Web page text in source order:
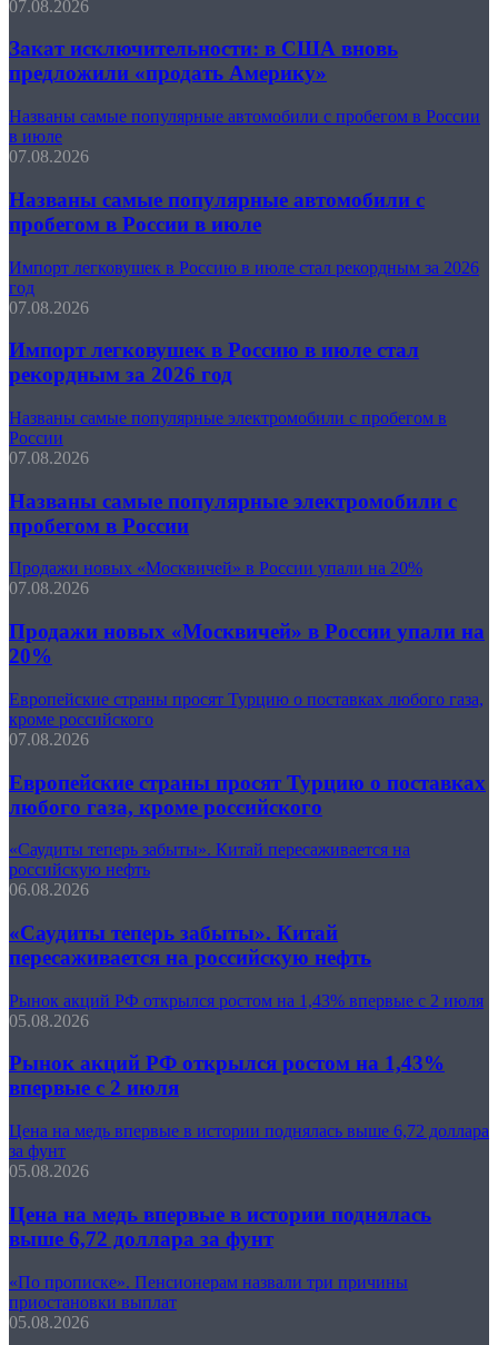
07.08.2026
Закат исключительности: в США вновь
предложили «продать Америку»
Названы самые популярные автомобили с пробегом в России
в июле
07.08.2026
Названы самые популярные автомобили с
пробегом в России в июле
Импорт легковушек в Россию в июле стал рекордным за 2026
год
07.08.2026
Импорт легковушек в Россию в июле стал
рекордным за 2026 год
Названы самые популярные электромобили с пробегом в
России
07.08.2026
Названы самые популярные электромобили с
пробегом в России
Продажи новых «Москвичей» в России упали на 20%
07.08.2026
Продажи новых «Москвичей» в России упали на
20%
Европейские страны просят Турцию о поставках любого газа,
кроме российского
07.08.2026
Европейские страны просят Турцию о поставках
любого газа, кроме российского
«Саудиты теперь забыты». Китай пересаживается на
российскую нефть
06.08.2026
«Саудиты теперь забыты». Китай
пересаживается на российскую нефть
Рынок акций РФ открылся ростом на 1,43% впервые с 2 июля
05.08.2026
Рынок акций РФ открылся ростом на 1,43%
впервые с 2 июля
Цена на медь впервые в истории поднялась выше 6,72 доллара
за фунт
05.08.2026
Цена на медь впервые в истории поднялась
выше 6,72 доллара за фунт
«По прописке». Пенсионерам назвали три причины
приостановки выплат
05.08.2026